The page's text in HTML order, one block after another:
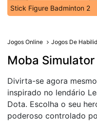
Stick Figure Badminton 2
Jogos Online Jogos De
Moba Simulator
Divirta-se agora
inspirado no lendário
Dota. Escolha o seu
poderoso controlado